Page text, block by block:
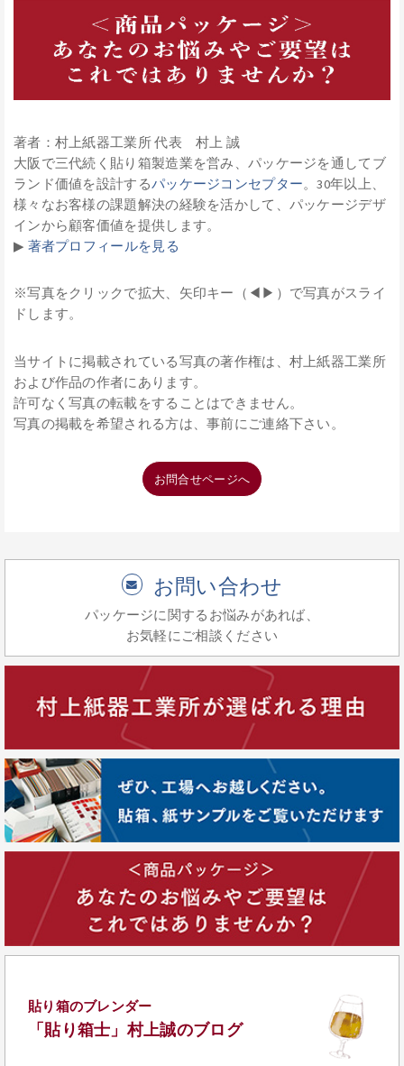
著者：村上紙器工業所 代表 村上 誠
大阪で三代続く貼り箱製造業を営み、パッケージを通してブ
ランド価値を設計するパッケージコンセプター。30年以上、
様々なお客様の課題解決の経験を活かして、パッケージデザ
インから顧客価値を提供します。
▶︎ 著者プロフィールを見る
※写真をクリックで拡大、矢印キー（◀▶）で写真がスライ
ドします。
当サイトに掲載されている写真の著作権は、村上紙器工業所
および作品の作者にあります。
許可なく写真の転載をすることはできません。
写真の掲載を希望される方は、事前にご連絡下さい。
お問合せページへ
お問い合わせ
パッケージに関するお悩みがあれば、
お気軽にご相談ください
貼り箱のブレンダー
「貼り箱士」村上誠のブログ